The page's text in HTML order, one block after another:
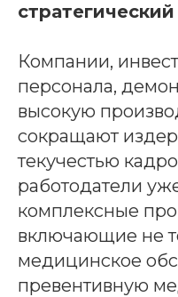
Компании,
персонала,
высокую
сокращают
текучестью
работодатели
комплексные
включающие не
медицинское
превентивную